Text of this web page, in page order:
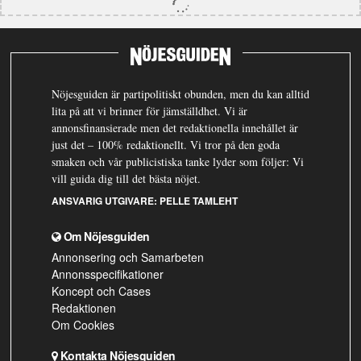
Nöjesguiden är partipolitiskt obunden, men du kan alltid
lita på att vi brinner för jämställdhet. Vi är
annonsfinansierade men det redaktionella innehållet är
just det – 100% redaktionellt. Vi tror på den goda
smaken och vår publicistiska tanke lyder som följer: Vi
vill guida dig till det bästa nöjet.
ANSVARIG UTGIVARE: PELLE TAMLEHT
Om Nöjesguiden
Annonsering och Samarbeten
Annonsspecifikationer
Koncept och Cases
Redaktionen
Om Cookies
Kontakta Nöjesguiden